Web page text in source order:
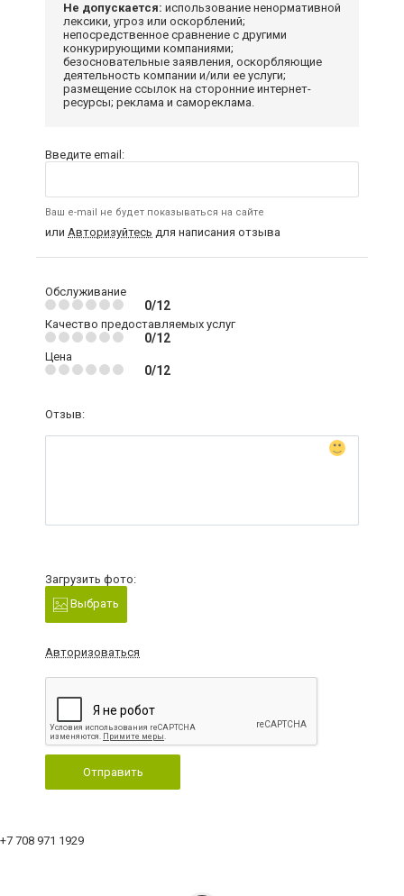
Не допускается: использование ненормативной
лексики, угроз или оскорблений;
непосредственное сравнение с другими
конкурирующими компаниями;
безосновательные заявления, оскорбляющие
деятельность компании и/или ее услуги;
размещение ссылок на сторонние интернет-
ресурсы; реклама и самореклама.
Введите email:
Ваш e-mail не будет показываться на сайте
или Авторизуйтесь для написания отзыва
Обслуживание
0/12
Качество предоставляемых услуг
0/12
Цена
0/12
Отзыв:
Загрузить фото:
Выбрать
Авторизоваться
Отправить
+7 708 971 1929